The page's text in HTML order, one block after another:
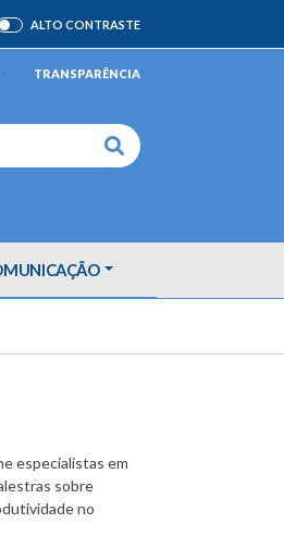
ATIVAR/DESATIVAR
ALTO CONTRASTE
TRANSPARÊNCIA
Buscar
especialistas em
sobre
no